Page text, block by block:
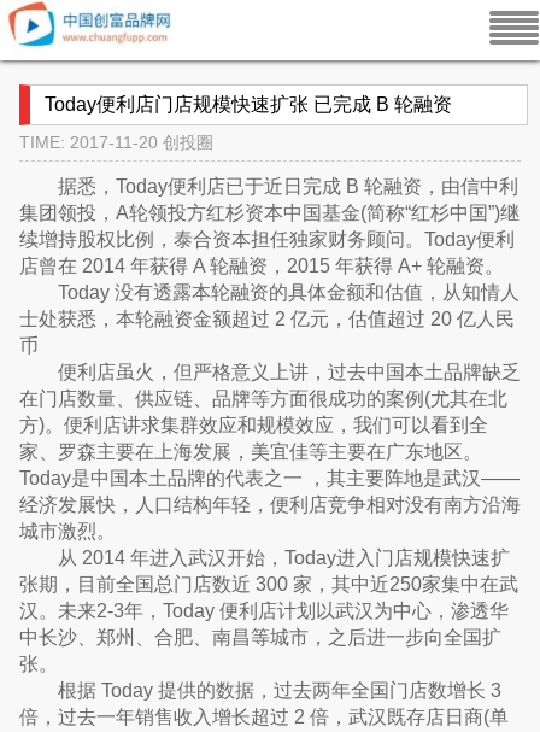
Today便利店门店规模快速扩张 已完成 B 轮融资
TIME: 2017-11-20 创投圈
据悉，Today便利店已于近日完成 B 轮融资，由信中利
集团领投，A轮领投方红杉资本中国基金(简称“红杉中国”)继
续增持股权比例，泰合资本担任独家财务顾问。Today便利
店曾在 2014 年获得 A 轮融资，2015 年获得 A+ 轮融资。
Today 没有透露本轮融资的具体金额和估值，从知情人
士处获悉，本轮融资金额超过 2 亿元，估值超过 20 亿人民
币
便利店虽火，但严格意义上讲，过去中国本土品牌缺乏
在门店数量、供应链、品牌等方面很成功的案例(尤其在北
方)。便利店讲求集群效应和规模效应，我们可以看到全
家、罗森主要在上海发展，美宜佳等主要在广东地区。
Today是中国本土品牌的代表之一 ，其主要阵地是武汉——
经济发展快，人口结构年轻，便利店竞争相对没有南方沿海
城市激烈。
从 2014 年进入武汉开始，Today进入门店规模快速扩
张期，目前全国总门店数近 300 家，其中近250家集中在武
汉。未来2-3年，Today 便利店计划以武汉为中心，渗透华
中长沙、郑州、合肥、南昌等城市，之后进一步向全国扩
张。
根据 Today 提供的数据，过去两年全国门店数增长 3
倍，过去一年销售收入增长超过 2 倍，武汉既存店日商(单